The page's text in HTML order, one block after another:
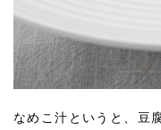
なめこ汁というと、豆